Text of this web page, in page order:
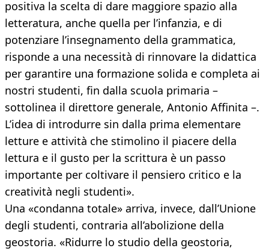
positiva la scelta di dare maggiore spazio alla
letteratura, anche quella per l’infanzia, e di
potenziare l’insegnamento della grammatica,
risponde a una necessità di rinnovare la didattica
per garantire una formazione solida e completa ai
nostri studenti, fin dalla scuola primaria –
sottolinea il direttore generale, Antonio Affinita –.
L’idea di introdurre sin dalla prima elementare
letture e attività che stimolino il piacere della
lettura e il gusto per la scrittura è un passo
importante per coltivare il pensiero critico e la
creatività negli studenti».
Una «condanna totale» arriva, invece, dall’Unione
degli studenti, contraria all’abolizione della
geostoria. «Ridurre lo studio della geostoria,